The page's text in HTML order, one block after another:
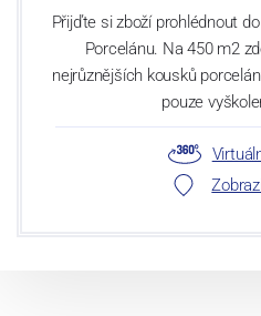
Přijďte si zboží prohlédnout
Porcelánu. Na 450 m2
nejrůznějších kousků
pouze